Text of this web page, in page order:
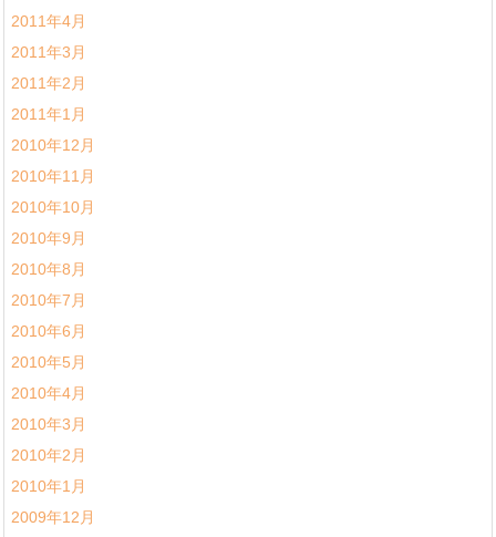
2011年4月
2011年3月
2011年2月
2011年1月
2010年12月
2010年11月
2010年10月
2010年9月
2010年8月
2010年7月
2010年6月
2010年5月
2010年4月
2010年3月
2010年2月
2010年1月
2009年12月